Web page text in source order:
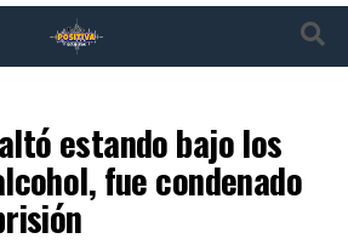
estando bajo los
fue condenado